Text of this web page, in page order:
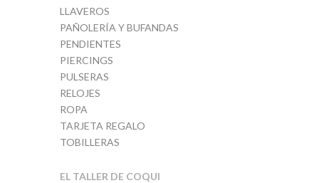
LLAVEROS
PAÑOLERÍA Y BUFANDAS
PENDIENTES
PIERCINGS
PULSERAS
RELOJES
ROPA
TARJETA REGALO
TOBILLERAS
EL TALLER DE COQUI